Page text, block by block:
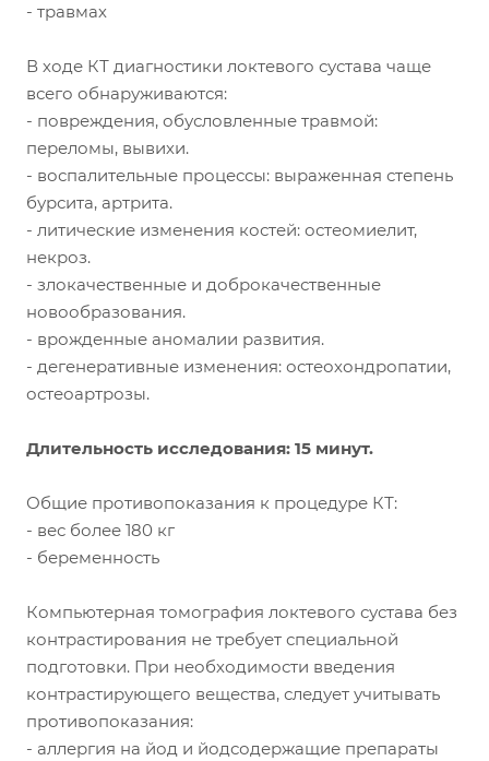
- травмах
В ходе КТ диагностики локтевого сустава чаще
всего обнаруживаются:
- повреждения, обусловленные травмой:
переломы, вывихи.
- воспалительные процессы: выраженная степень
бурсита, артрита.
- литические изменения костей: остеомиелит,
некроз.
- злокачественные и доброкачественные
новообразования.
- врожденные аномалии развития.
- дегенеративные изменения: остеохондропатии,
остеоартрозы.
Длительность исследования: 15 минут.
Общие противопоказания к процедуре КТ:
- вес более 180 кг
- беременность
Компьютерная томография локтевого сустава без
контрастирования не требует специальной
подготовки. При необходимости введения
контрастирующего вещества, следует учитывать
противопоказания:
- аллергия на йод и йодсодержащие препараты